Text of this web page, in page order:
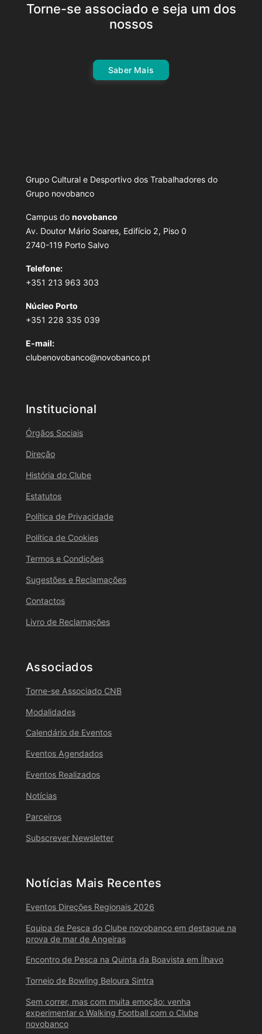
Torne-se associado e seja um dos
nossos
Saber Mais
Grupo Cultural e Desportivo dos Trabalhadores do
Grupo novobanco
Campus do novobanco
Av. Doutor Mário Soares, Edifício 2, Piso 0
2740-119 Porto Salvo
Telefone:
+351 213 963 303
Núcleo Porto
+351 228 335 039
E-mail:
clubenovobanco@novobanco.pt
Institucional
Órgãos Sociais
Direção
História do Clube
Estatutos
Política de Privacidade
Política de Cookies
Termos e Condições
Sugestões e Reclamações
Contactos
Livro de Reclamações
Associados
Torne-se Associado CNB
Modalidades
Calendário de Eventos
Eventos Agendados
Eventos Realizados
Notícias
Parceiros
Subscrever Newsletter
Notícias Mais Recentes
Eventos Direções Regionais 2026
Equipa de Pesca do Clube novobanco em destaque na
prova de mar de Angeiras
Encontro de Pesca na Quinta da Boavista em Ílhavo
Torneio de Bowling Beloura Sintra
Sem correr, mas com muita emoção: venha
experimentar o Walking Football com o Clube
novobanco